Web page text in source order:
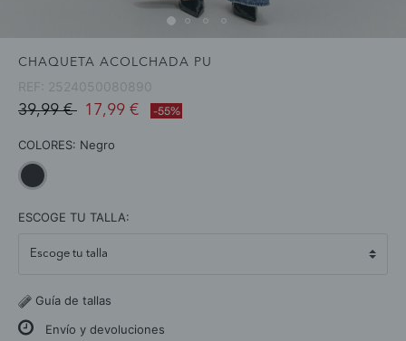
CHAQUETA ACOLCHADA PU
REF: 2524050080890
Price reduced from
39,99 €to17,99 € -55%
COLORES: Negro
ESCOGE TU TALLA:
Guía de tallas
Envío y devoluciones